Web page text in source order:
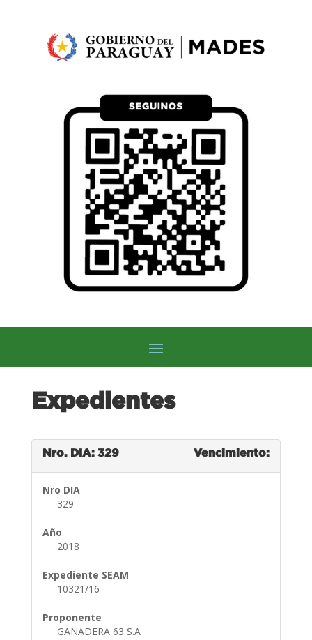
Expedientes
Nro. DIA: 329 Vencimiento:
Nro DIA
329
Año
2018
Expediente SEAM
10321/16
Proponente
GANADERA 63 S.A